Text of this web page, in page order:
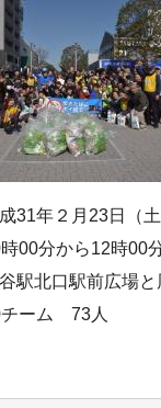
２月23日（土
分から12時00
口駅前広場と
ーム 73人